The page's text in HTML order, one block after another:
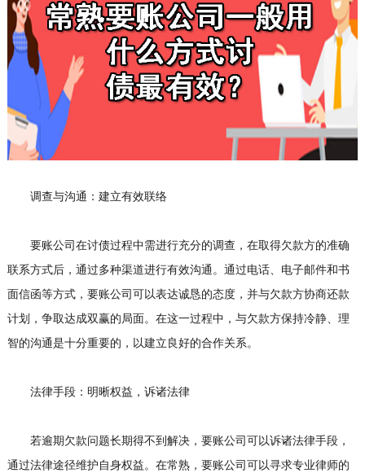
调查与沟通：建立有效联络
要账公司在讨债过程中需进行充分的调查，在取得欠款方的准确
联系方式后，通过多种渠道进行有效沟通。通过电话、电子邮件和书
面信函等方式，要账公司可以表达诚恳的态度，并与欠款方协商还款
计划，争取达成双赢的局面。在这一过程中，与欠款方保持冷静、理
智的沟通是十分重要的，以建立良好的合作关系。
法律手段：明晰权益，诉诸法律
若逾期欠款问题长期得不到解决，要账公司可以诉诸法律手段，
通过法律途径维护自身权益。在常熟，要账公司可以寻求专业律师的